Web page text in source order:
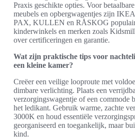
Praxis geschikte opties. Voor
meubels en opbergwagentjes zijn
PAX, KULLEN en RÅSKOG
kinderwinkels en merken zoals
over certificeringen en garantie.
Wat zijn praktische tips voor
een kleine kamer?
Creëer een veilige looproute met
dimbare verlichting. Plaats een
verzorgingswagentje of een commode
het ledikant. Gebruik warme, zachte
3000K en houd essentiële
georganiseerd en toegankelijk, maar
kind.